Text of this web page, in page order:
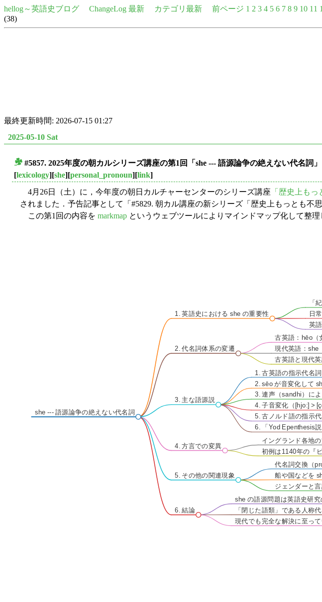
hellog～英語史ブログ ChangeLog 最新 カテゴリ最新 前ページ 1 2 3 4 5 6 7 8 9 10 11
(38)
最終更新時間: 2026-07-15 01:27
2025-05-10 Sat
#5857. 2025年度の朝カルシリーズ講座の第1回「she --- 語源論争の絶えない代名詞
[lexicology][she][personal_pronoun][link]
4月26日（土）に，今年度の朝日カルチャーセンターのシリーズ講座 「歴史上もっ
されました．予告記事として「#5829. 朝カル講座の新シリーズ「歴史上もっとも不
この第1回の内容を markmap というウェブツールによりマインドマップ化して整
「
日
英
1. 英語史における she の重要性
古英語：hēo（
現代英語：she
古英語と現代
2. 代名詞体系の変遷
1. 古英語の指示代名
2. sēo が音変化して
3. 連声（sandhi）に
4. 子音変化（[hjo:] >
5. 古ノルド語の指示
6. 「Yod Epenthesis
3. 主な語源説
イングランド各地
初例は1140年の『
4. 方言での変異
代名詞交換（
船や国などを
ジェンダーと
5. その他の関連現象
she の語源問題は英語史研究
「閉じた語類」である人称
現代でも完全な解決に至っ
6. 結論
she --- 語源論争の絶えない代名詞